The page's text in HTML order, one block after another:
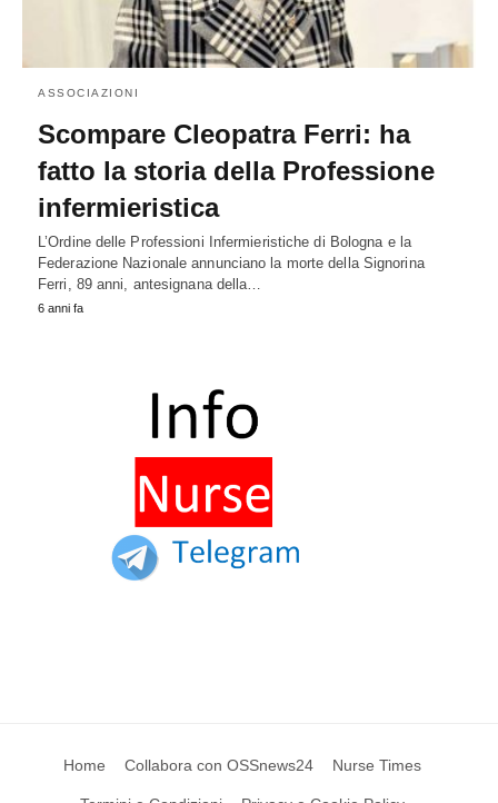
ASSOCIAZIONI
Scompare Cleopatra Ferri: ha
fatto la storia della Professione
infermieristica
L’Ordine delle Professioni Infermieristiche di Bologna e la
Federazione Nazionale annunciano la morte della Signorina
Ferri, 89 anni, antesignana della…
6 anni fa
Home Collabora con OSSnews24 Nurse Times